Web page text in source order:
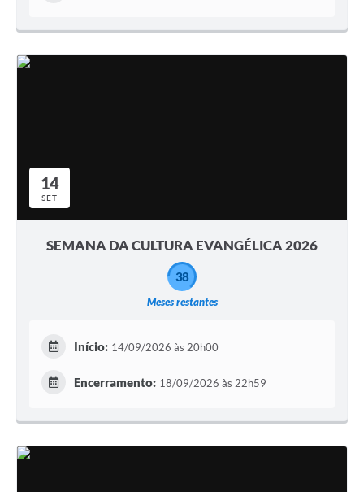
14
SET
SEMANA DA CULTURA EVANGÉLICA 2026
Meses restantes
38
Início: 14/09/2026 às 20h00
Encerramento: 18/09/2026 às 22h59